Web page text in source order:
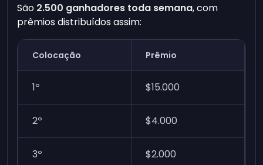
São 2.500 ganhadores toda semana, com
prêmios distribuídos assim:
Colocação Prêmio
1º $15.000
2º $4.000
3º $2.000